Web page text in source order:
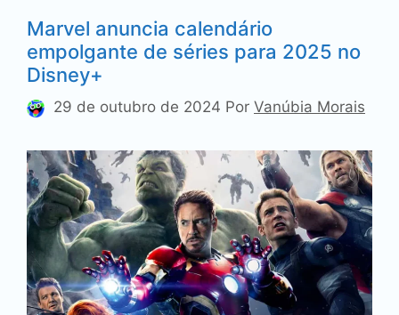
Marvel anuncia calendário
empolgante de séries para 2025 no
Disney+
29 de outubro de 2024 Por Vanúbia Morais